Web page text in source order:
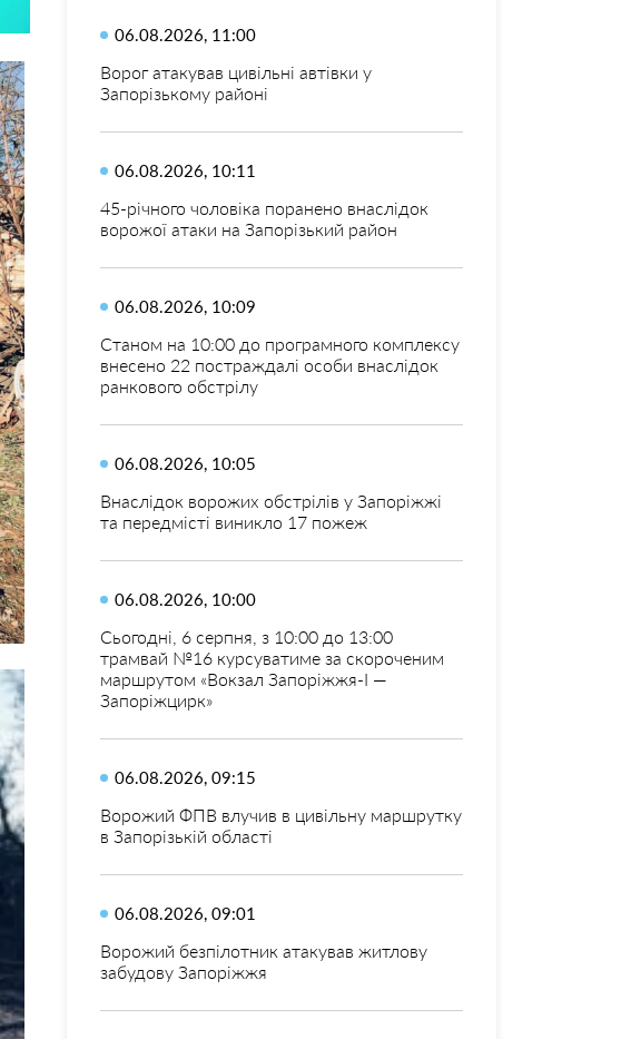
06.08.2026, 11:00
Ворог атакував цивільні автівки у
Запорізькому районі
06.08.2026, 10:11
45-річного чоловіка поранено внаслідок
ворожої атаки на Запорізький район
06.08.2026, 10:09
Станом на 10:00 до програмного комплексу
внесено 22 постраждалі особи внаслідок
ранкового обстрілу
06.08.2026, 10:05
Внаслідок ворожих обстрілів у Запоріжжі
та передмісті виникло 17 пожеж
06.08.2026, 10:00
Сьогодні, 6 серпня, з 10:00 до 13:00
трамвай №16 курсуватиме за скороченим
маршрутом «Вокзал Запоріжжя-I —
Запоріжцирк»
06.08.2026, 09:15
Ворожий ФПВ влучив в цивільну маршрутку
в Запорізькій області
06.08.2026, 09:01
Ворожий безпілотник атакував житлову
забудову Запоріжжя